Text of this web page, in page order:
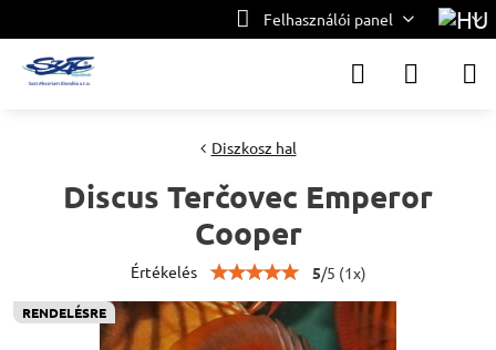
Felhasználói panel
RENDELÉSRE
Diszkosz hal
Discus Terčovec Emperor
Cooper
Értékelés 5/5 (1x)